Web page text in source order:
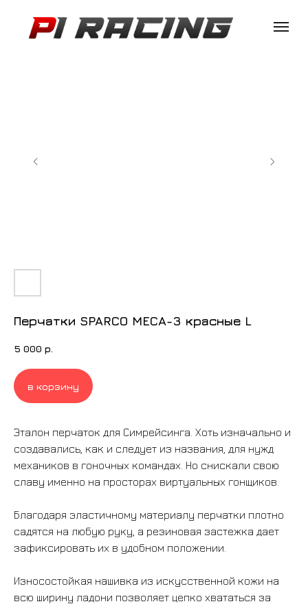
Перчатки SPARCO MECA-3 красные L
5 000 р.
в корзину
Эталон перчаток для Симрейсинга. Хоть изначально и
создавались, как и следует из названия, для нужд
механиков в гоночных командах. Но снискали свою
славу именно на просторах виртуальных гонщиков.
Благодаря эластичному материалу перчатки плотно
садятся на любую руку, а резиновая застежка дает
зафиксировать их в удобном положении.
Износостойкая нашивка из искусственной кожи на
всю ширину ладони позволяет цепко хвататься за